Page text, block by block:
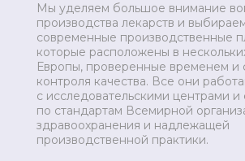
Мы уделяем большое внимание
производства лекарств и
современные производственные
которые расположены в
Европы, проверенные временем и
контроля качества. Все они
с исследовательскими центрами
по стандартам Всемирной
здравоохранения и надлежащей
производственной практики.